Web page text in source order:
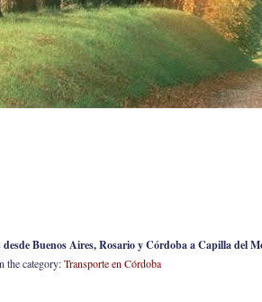
desde Buenos Aires, Rosario y Córdoba a Capilla del
the category:Transporte en Córdoba